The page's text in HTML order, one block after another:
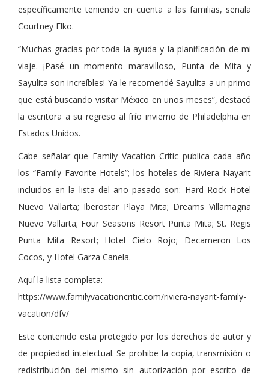
específicamente teniendo en cuenta a las familias, señala
Courtney Elko.
“Muchas gracias por toda la ayuda y la planificación de mi
viaje. ¡Pasé un momento maravilloso, Punta de Mita y
Sayulita son increíbles! Ya le recomendé Sayulita a un primo
que está buscando visitar México en unos meses”, destacó
la escritora a su regreso al frío invierno de Philadelphia en
Estados Unidos.
Cabe señalar que Family Vacation Critic publica cada año
los “Family Favorite Hotels”; los hoteles de Riviera Nayarit
incluidos en la lista del año pasado son: Hard Rock Hotel
Nuevo Vallarta; Iberostar Playa Mita; Dreams Villamagna
Nuevo Vallarta; Four Seasons Resort Punta Mita; St. Regis
Punta Mita Resort; Hotel Cielo Rojo; Decameron Los
Cocos, y Hotel Garza Canela.
Aquí la lista completa:
https://www.familyvacationcritic.com/riviera-nayarit-family-
vacation/dfv/
Este contenido esta protegido por los derechos de autor y
de propiedad intelectual. Se prohibe la copia, transmisión o
redistribución del mismo sin autorización por escrito de